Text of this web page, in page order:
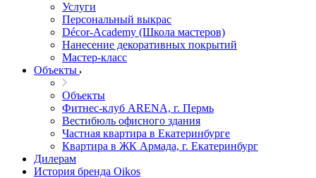
Услуги
Персональный выкрас
Décor-Academy (Школа мастеров)
Нанесение декоративных покрытий
Мастер-класс
Объекты
Объекты
Фитнес-клуб ARENA, г. Пермь
Вестибюль офисного здания
Частная квартира в Екатеринбурге
Квартира в ЖК Армада, г. Екатеринбург
Дилерам
История бренда Oikos